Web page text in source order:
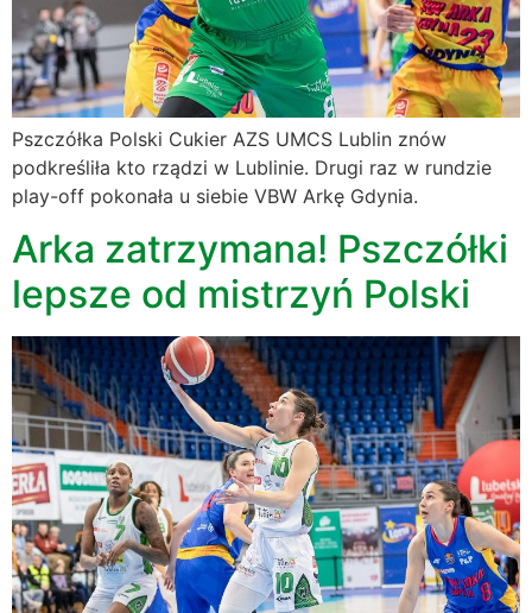
Pszczółka Polski Cukier AZS UMCS Lublin znów
podkreśliła kto rządzi w Lublinie. Drugi raz w rundzie
play-off pokonała u siebie VBW Arkę Gdynia.
Arka zatrzymana! Pszczółki
lepsze od mistrzyń Polski